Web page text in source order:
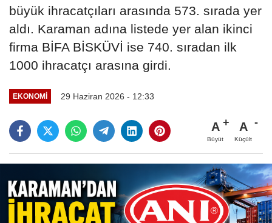
büyük ihracatçıları arasında 573. sırada yer
aldı. Karaman adına listede yer alan ikinci
firma BİFA BİSKÜVİ ise 740. sıradan ilk
1000 ihracatçı arasına girdi.
EKONOMI 29 Haziran 2026 - 12:33
A
Büyüt
A
Küçült